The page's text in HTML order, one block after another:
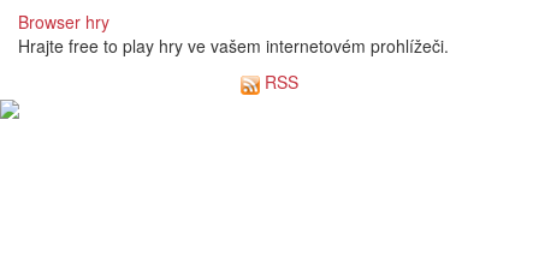
Browser hry
Hrajte free to play hry ve vašem internetovém prohlížeči.
RSS